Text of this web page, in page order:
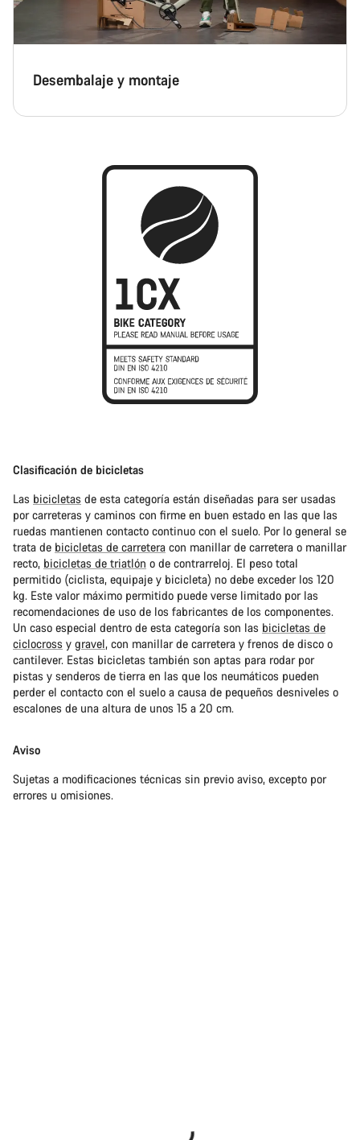
Desembalaje y montaje
Clasificación de bicicletas
Las bicicletas de esta categoría están diseñadas para ser usadas
por carreteras y caminos con firme en buen estado en las que las
ruedas mantienen contacto continuo con el suelo. Por lo general se
trata de bicicletas de carretera con manillar de carretera o manillar
recto, bicicletas de triatlón o de contrarreloj. El peso total
permitido (ciclista, equipaje y bicicleta) no debe exceder los 120
kg. Este valor máximo permitido puede verse limitado por las
recomendaciones de uso de los fabricantes de los componentes.
Un caso especial dentro de esta categoría son las bicicletas de
ciclocross y gravel, con manillar de carretera y frenos de disco o
cantilever. Estas bicicletas también son aptas para rodar por
pistas y senderos de tierra en las que los neumáticos pueden
perder el contacto con el suelo a causa de pequeños desniveles o
escalones de una altura de unos 15 a 20 cm.
Aviso
Sujetas a modificaciones técnicas sin previo aviso, excepto por
errores u omisiones.